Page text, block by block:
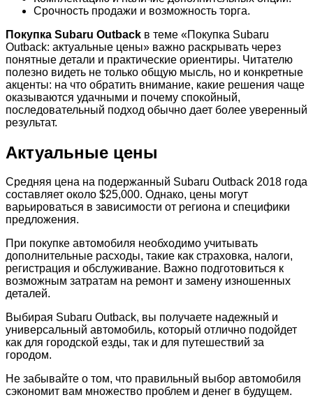
Срочность продажи и возможность торга.
Покупка Subaru Outback в теме «Покупка Subaru
Outback: актуальные цены» важно раскрывать через
понятные детали и практические ориентиры. Читателю
полезно видеть не только общую мысль, но и конкретные
акценты: на что обратить внимание, какие решения чаще
оказываются удачными и почему спокойный,
последовательный подход обычно дает более уверенный
результат.
Актуальные цены
Средняя цена на подержанный Subaru Outback 2018 года
составляет около $25,000. Однако, цены могут
варьироваться в зависимости от региона и специфики
предложения.
При покупке автомобиля необходимо учитывать
дополнительные расходы, такие как страховка, налоги,
регистрация и обслуживание. Важно подготовиться к
возможным затратам на ремонт и замену изношенных
деталей.
Выбирая Subaru Outback, вы получаете надежный и
универсальный автомобиль, который отлично подойдет
как для городской езды, так и для путешествий за
городом.
Не забывайте о том, что правильный выбор автомобиля
сэкономит вам множество проблем и денег в будущем.